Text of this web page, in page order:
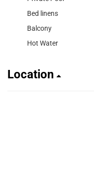
Bed linens
Balcony
Hot Water
Location